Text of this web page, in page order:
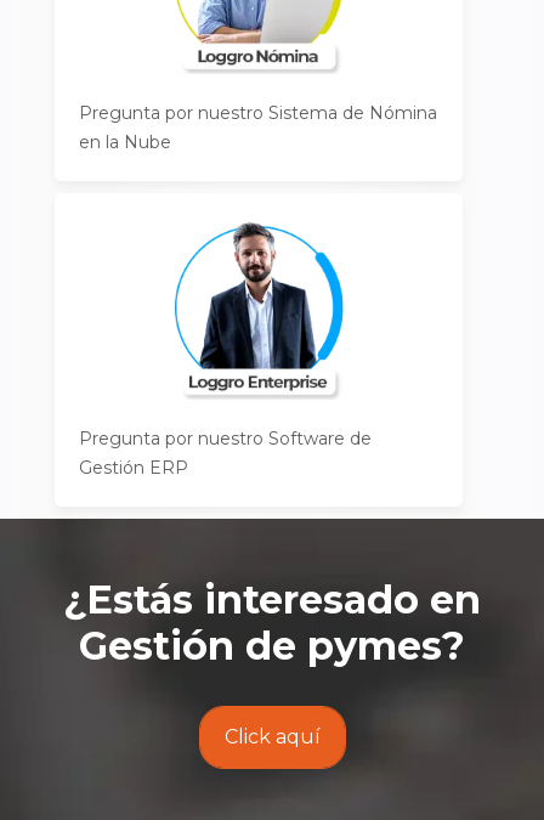
Pregunta por nuestro Sistema de Nómina
en la Nube
Pregunta por nuestro Software de
Gestión ERP
¿Estás interesado en
Gestión de pymes?
Click aquí